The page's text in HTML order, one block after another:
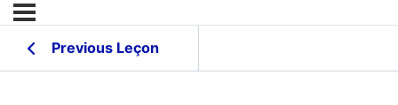
Previous Leçon